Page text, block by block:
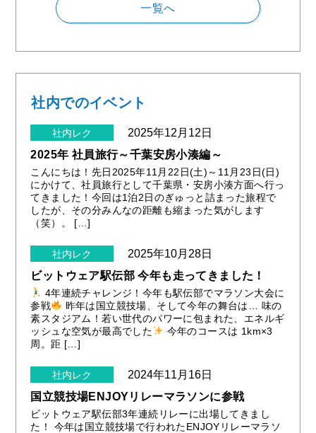
一覧へ
社内でのイベント
社内レク
2025年12月12日
2025年 社員旅行～千葉安房⼩湊編～
こんにちは！先日2025年11⽉22⽇(⼟)～11月23日(日)
にかけて、社員旅行として千葉県・安房小湊方面へ行っ
てきました！今回は1泊2日のぎゅっと詰まった旅程で
したが、その分みんなの距離も縮まった気がします
（笑）。 […]
社内レク
2025年10月28日
ビットウェア駅伝部 今年も走ってきました！
4年連続チャレンジ！今年も駅伝部でマラソン大会に
参戦
昨年は国立競技場、そして今年の舞台は… 味の
素スタジアム！若い世代のパワーに包まれた、エネルギ
ッシュな空気が最高でした
今年のコースは 1km×3
周。距 […]
社内レク
2024年11月16日
国立競技場ENJOYリレーマラソンに参戦
ビットウェア駅伝部3年連続リレーに出場してきまし
た！ 今年は国立競技場で行われたENJOYリレーマラソ